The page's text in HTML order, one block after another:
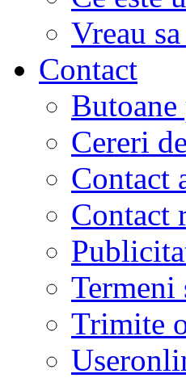
Vreau
Contact
Butoane
Cereri
Contact
Contact
Trimite